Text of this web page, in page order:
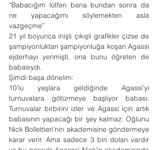
“Babacığım lütfen bana bundan sonra da
ne yapacağımı söylemekten asla
vazgeçme”
21 yıl boyunca inişli çıkışlı grafikler çizse de
şampiyonluktan şampiyonluğa koşan Agassi
ejderhayı yenmişti, ona bunu öğreten de
babasıydı.
Şimdi başa dönelim:
10’lu yaşlara geldiğinde Agassi’yi
turnuvalara götürmeye başlıyor babası.
Turnuvalar birbirini izler ve Agassi için artık
babasının yapacağı bir şey kalmaz: Oğlunu
Nick Bollettieri'nin akademisine göndermeye
karar verir. Ama sadece 3 bin doları vardır